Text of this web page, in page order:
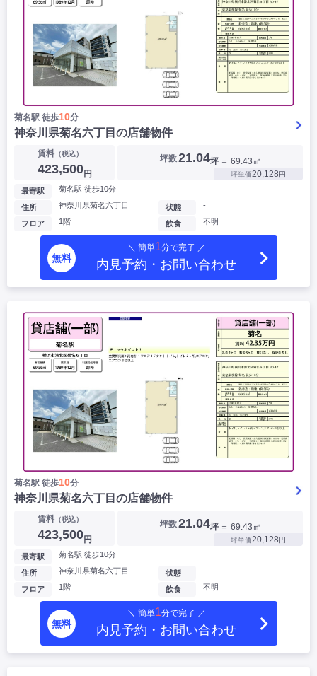
菊名駅 徒歩10分
神奈川県菊名六丁目の店舗物件
賃料（税込）
423,500円
坪数21.04坪 ＝ 69.43㎡
坪単価20,128円
最寄駅 菊名駅 徒歩10分
住所 神奈川県菊名六丁目
フロア 1階
状態 -
飲食 不明
無料
＼ 簡単1分で完了 ／
内見予約・お問い合わせ
菊名駅 徒歩10分
神奈川県菊名六丁目の店舗物件
賃料（税込）
423,500円
坪数21.04坪 ＝ 69.43㎡
坪単価20,128円
最寄駅 菊名駅 徒歩10分
住所 神奈川県菊名六丁目
フロア 1階
状態 -
飲食 不明
無料
＼ 簡単1分で完了 ／
内見予約・お問い合わせ